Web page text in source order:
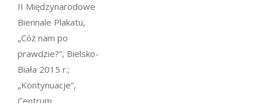
II Międzynarodowe
Biennale Plakatu,
„Cóż nam po
prawdzie?”, Bielsko-
Biała 2015 r.;
„Kontynuacje”,
Centrum